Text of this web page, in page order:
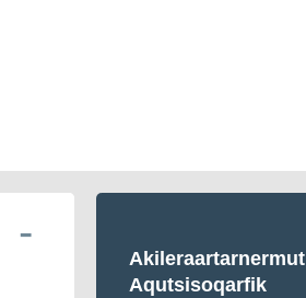
Akileraartarnermut
Aqutsisoqarfik